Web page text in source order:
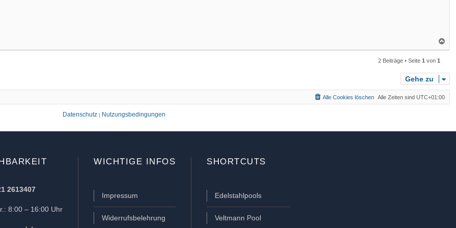
a
h
b
2 Beiträge • Seite 1 von 1
Gehe zu
Alle Zeiten sind UTC+01:00
Alle Cookies löschen
Datenschutz | Nutzungsbedingungen
2613407
8:00 – 16:00 Uhr
WICHTIGE INFOS
Impressum
Widerrufsbelehrung
SHORTCUTS
Edelstahlpools
Veltmann Pool